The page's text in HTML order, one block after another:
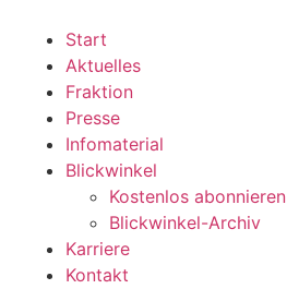
wechseln
Start
Aktuelles
Fraktion
Presse
Infomaterial
Blickwinkel
Kostenlos abonnieren
Blickwinkel-Archiv
Karriere
Kontakt